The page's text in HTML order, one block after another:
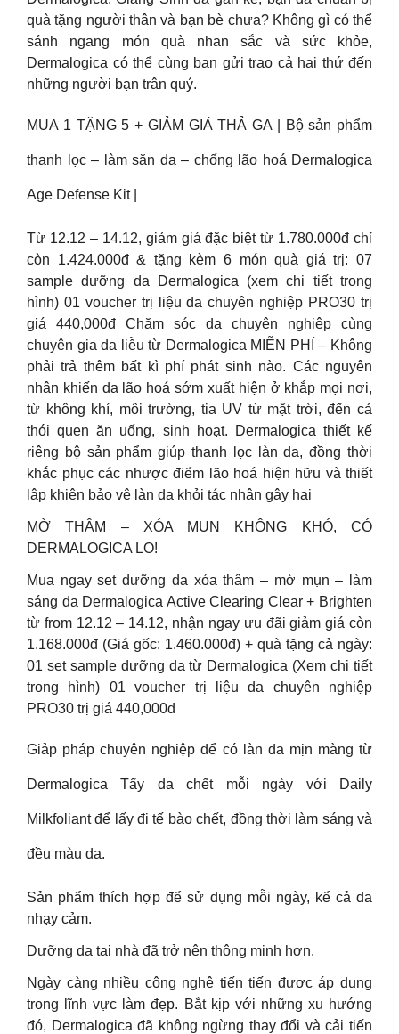
quà tặng người thân và bạn bè chưa? Không gì có thể
sánh ngang món quà nhan sắc và sức khỏe,
Dermalogica có thể cùng bạn gửi trao cả hai thứ đến
những người bạn trân quý.
MUA 1 TẶNG 5 + GIẢM GIÁ THẢ GA | Bộ sản phẩm
thanh lọc – làm săn da – chống lão hoá Dermalogica
Age Defense Kit |
Từ 12.12 – 14.12, giảm giá đặc biệt từ 1.780.000đ chỉ
còn 1.424.000đ & tặng kèm 6 món quà giá trị: 07
sample dưỡng da Dermalogica (xem chi tiết trong
hình) 01 voucher trị liệu da chuyên nghiệp PRO30 trị
giá 440,000đ Chăm sóc da chuyên nghiệp cùng
chuyên gia da liễu từ Dermalogica MIỄN PHÍ – Không
phải trả thêm bất kì phí phát sinh nào. Các nguyên
nhân khiến da lão hoá sớm xuất hiện ở khắp mọi nơi,
từ không khí, môi trường, tia UV từ mặt trời, đến cả
thói quen ăn uống, sinh hoạt. Dermalogica thiết kế
riêng bộ sản phẩm giúp thanh lọc làn da, đồng thời
khắc phục các nhược điểm lão hoá hiện hữu và thiết
lập khiên bảo vệ làn da khỏi tác nhân gây hại
MỜ THÂM – XÓA MỤN KHÔNG KHÓ, CÓ
DERMALOGICA LO!
Mua ngay set dưỡng da xóa thâm – mờ mụn – làm
sáng da Dermalogica Active Clearing Clear + Brighten
từ from 12.12 – 14.12, nhận ngay ưu đãi giảm giá còn
1.168.000đ (Giá gốc: 1.460.000đ) + quà tặng cả ngày:
01 set sample dưỡng da từ Dermalogica (Xem chi tiết
trong hình) 01 voucher trị liệu da chuyên nghiệp
PRO30 trị giá 440,000đ
Giảp pháp chuyên nghiệp để có làn da mịn màng từ
Dermalogica Tẩy da chết mỗi ngày với Daily
Milkfoliant để lấy đi tế bào chết, đồng thời làm sáng và
đều màu da.
Sản phẩm thích hợp để sử dụng mỗi ngày, kể cả da
nhạy cảm.
Dưỡng da tại nhà đã trở nên thông minh hơn.
Ngày càng nhiều công nghệ tiến tiến được áp dụng
trong lĩnh vực làm đẹp. Bắt kịp với những xu hướng
đó, Dermalogica đã không ngừng thay đổi và cải tiến